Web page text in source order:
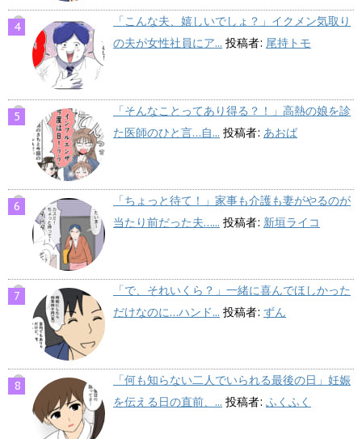
「こんな夫、嬉しいでしょ？」イクメン気取り
の夫が女性社員にア... 投稿者: 尾持トモ
「そんなことってあり得る？！」高熱の娘を診
た医師のひと言…自... 投稿者: あおば
「ちょっと待て！」家事も介護も妻がやるのが
当たり前だった夫…... 投稿者: 新垣ライコ
「で、それいくら？」一緒に喜んでほしかった
だけなのに…ハンド... 投稿者: ずん
「何も知らない二人でいられる最後の日」妊娠
を伝える日の直前、... 投稿者: ふくふく